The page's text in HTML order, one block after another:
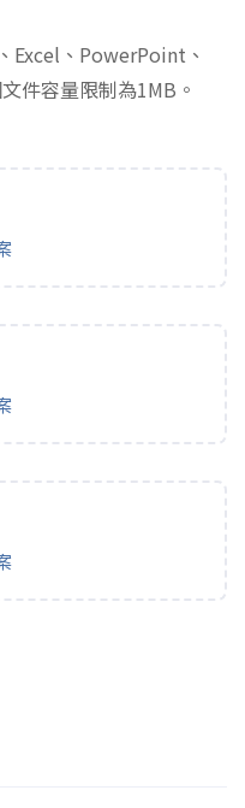
Excel、PowerPoint、
件容量限制為1MB。